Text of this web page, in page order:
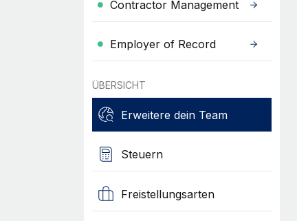
Contractor Management
Employer of Record
ÜBERSICHT
Erweitere dein Team
Steuern
Freistellungsarten